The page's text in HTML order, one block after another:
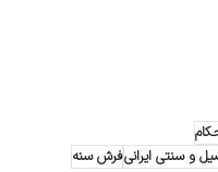
و سنتی ایرانیفرش سنه